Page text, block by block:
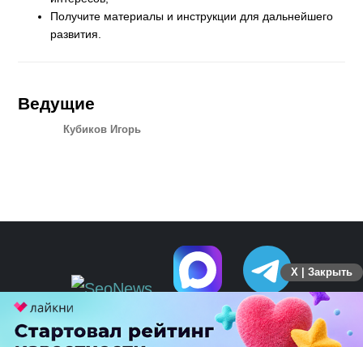
Получите материалы и инструкции для дальнейшего
развития.
Ведущие
Кубиков Игорь
X | Закрыть
ПЕРЕЙТИ НА ПОЛНУЮ ВЕРСИЮ